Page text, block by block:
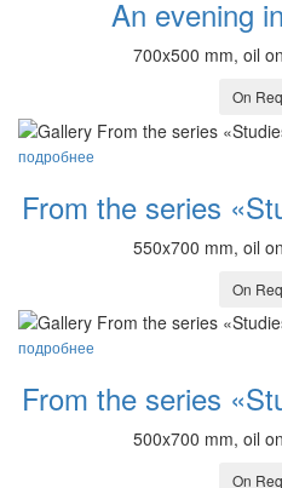
An evening
700x500 mm, oil
On
подробнее
From the series
550x700 mm, oil
On
подробнее
From the series
500x700 mm, oil
On